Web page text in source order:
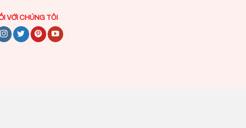
VỚI CHÚNG TÔI